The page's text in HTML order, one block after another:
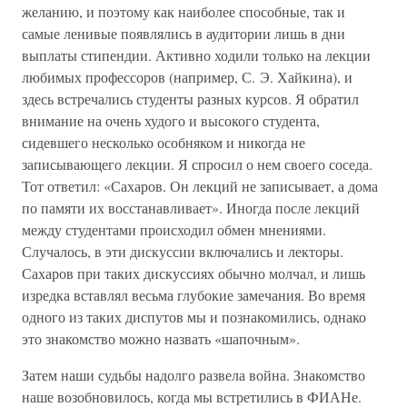
желанию, и поэтому как наиболее способные, так и
самые ленивые появлялись в аудитории лишь в дни
выплаты стипендии. Активно ходили только на лекции
любимых профессоров (например, С. Э. Хайкина), и
здесь встречались студенты разных курсов. Я обратил
внимание на очень худого и высокого студента,
сидевшего несколько особняком и никогда не
записывающего лекции. Я спросил о нем своего соседа.
Тот ответил: «Сахаров. Он лекций не записывает, а дома
по памяти их восстанавливает». Иногда после лекций
между студентами происходил обмен мнениями.
Случалось, в эти дискуссии включались и лекторы.
Сахаров при таких дискуссиях обычно молчал, и лишь
изредка вставлял весьма глубокие замечания. Во время
одного из таких диспутов мы и познакомились, однако
это знакомство можно назвать «шапочным».
Затем наши судьбы надолго развела война. Знакомство
наше возобновилось, когда мы встретились в ФИАНе.